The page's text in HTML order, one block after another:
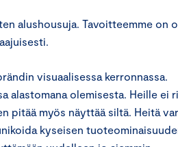
alushousuja. Tavoitteemme on
visuaalisessa kerronnassa.
alastomana olemisesta. Heille ei
pitää myös näyttää siltä. Heitä
kyseisen